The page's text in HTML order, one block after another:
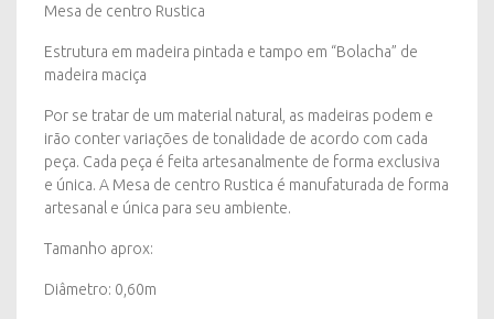
Mesa de centro Rustica
Estrutura em madeira pintada e tampo em “Bolacha” de
madeira maciça
Por se tratar de um material natural, as madeiras podem e
irão conter variações de tonalidade de acordo com cada
peça. Cada peça é feita artesanalmente de forma exclusiva
e única. A Mesa de centro Rustica é manufaturada de forma
artesanal e única para seu ambiente.
Tamanho aprox:
Diâmetro: 0,60m